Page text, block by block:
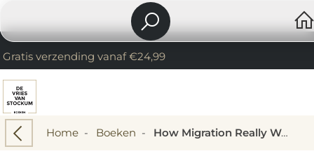
Gratis verzending vanaf €24,99
Home- Boeken - How Migration Really Works